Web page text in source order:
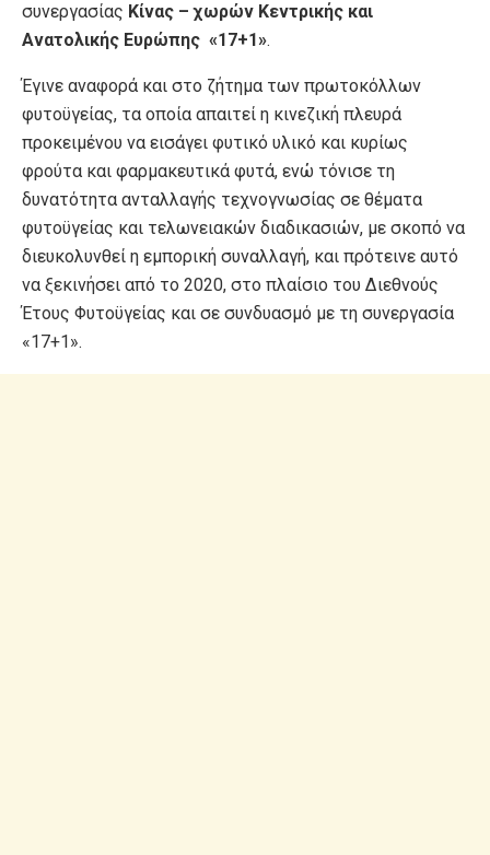
συνεργασίας Κίνας – χωρών Κεντρικής και
Ανατολικής Ευρώπης «17+1».
Έγινε αναφορά και στο ζήτημα των πρωτοκόλλων
φυτοϋγείας, τα οποία απαιτεί η κινεζική πλευρά
προκειμένου να εισάγει φυτικό υλικό και κυρίως
φρούτα και φαρμακευτικά φυτά, ενώ τόνισε τη
δυνατότητα ανταλλαγής τεχνογνωσίας σε θέματα
φυτοϋγείας και τελωνειακών διαδικασιών, με σκοπό να
διευκολυνθεί η εμπορική συναλλαγή, και πρότεινε αυτό
να ξεκινήσει από το 2020, στο πλαίσιο του Διεθνούς
Έτους Φυτοϋγείας και σε συνδυασμό με τη συνεργασία
«17+1».